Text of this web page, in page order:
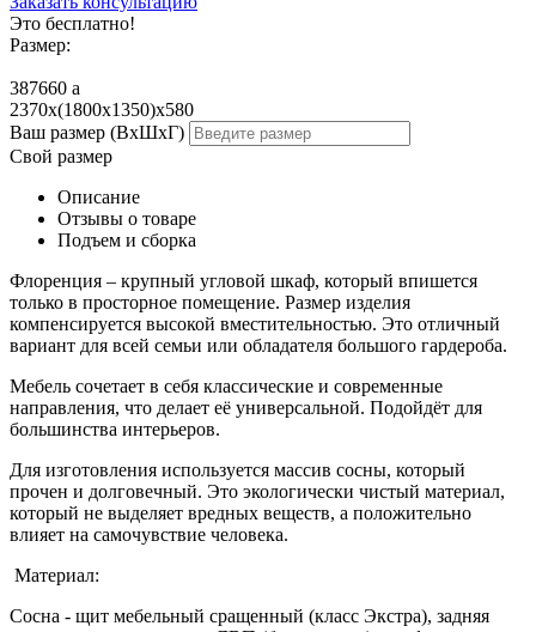
Это бесплатно!
Размер:
387660 a
2370x(1800x1350)x580
Ваш размер (ВхШхГ)
Свой размер
Описание
Отзывы о товаре
Подъем и сборка
Флоренция – крупный угловой шкаф, который впишется
только в просторное помещение. Размер изделия
компенсируется высокой вместительностью. Это отличный
вариант для всей семьи или обладателя большого гардероба.
Мебель сочетает в себя классические и современные
направления, что делает её универсальной. Подойдёт для
большинства интерьеров.
Для изготовления используется массив сосны, который
прочен и долговечный. Это экологически чистый материал,
который не выделяет вредных веществ, а положительно
влияет на самочувствие человека.
Материал:
Сосна - щит мебельный сращенный (класс Экстра), задняя